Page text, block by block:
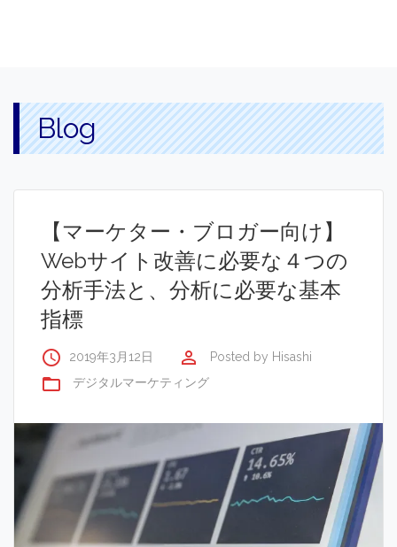
Blog
【マーケター・ブロガー向け】
Webサイト改善に必要な４つの
分析手法と、分析に必要な基本
指標
access_time 2019年3月12日 perm_identity Posted by Hisashi
folder_open デジタルマーケティング